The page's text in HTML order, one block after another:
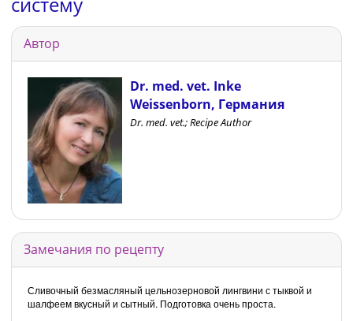
Автор
Dr. med. vet. Inke
Weissenborn, Германия
Dr. med. vet.; Recipe Author
Замечания по рецепту
Сливочный безмасляный цельнозерновой лингвини с тыквой и
шалфеем вкусный и сытный. Подготовка очень проста.